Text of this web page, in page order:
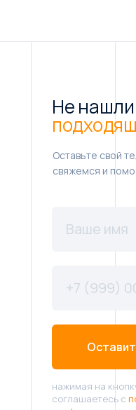
Не нашли
Оставьте свой
свяжемся и
нажимая на
соглашаетесь с